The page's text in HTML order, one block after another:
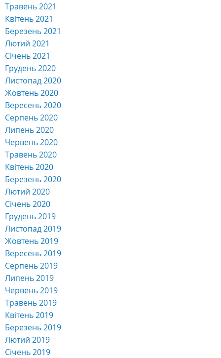
Травень 2021
Квітень 2021
Березень 2021
Лютий 2021
Січень 2021
Грудень 2020
Листопад 2020
Жовтень 2020
Вересень 2020
Серпень 2020
Липень 2020
Червень 2020
Травень 2020
Квітень 2020
Березень 2020
Лютий 2020
Січень 2020
Грудень 2019
Листопад 2019
Жовтень 2019
Вересень 2019
Серпень 2019
Липень 2019
Червень 2019
Травень 2019
Квітень 2019
Березень 2019
Лютий 2019
Січень 2019